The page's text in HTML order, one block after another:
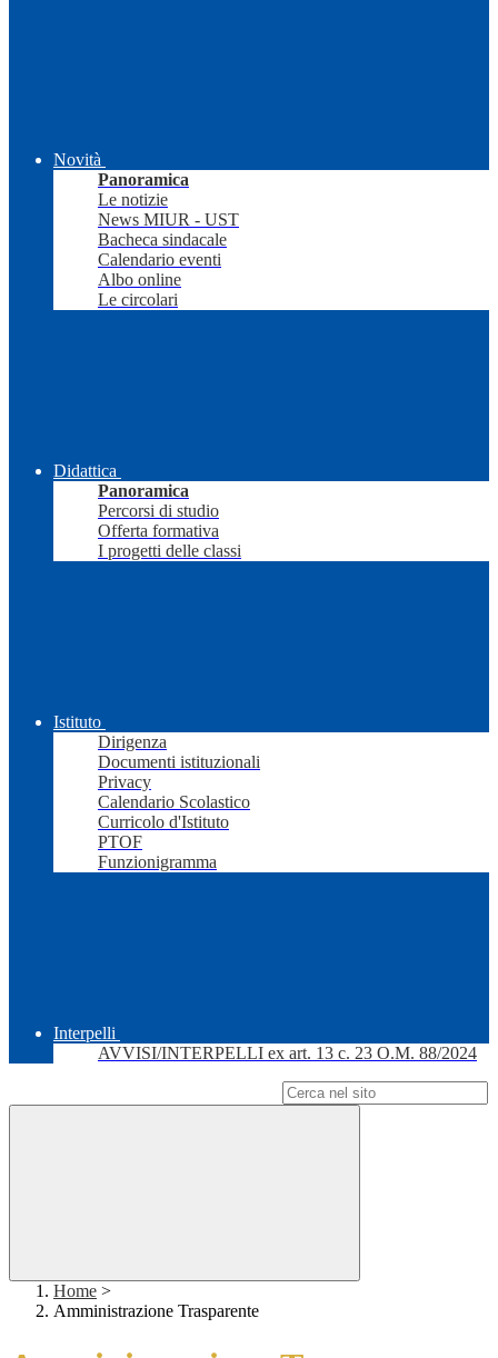
Novità
Panoramica
Le notizie
News MIUR - UST
Bacheca sindacale
Calendario eventi
Albo online
Le circolari
Didattica
Panoramica
Percorsi di studio
Offerta formativa
I progetti delle classi
Istituto
Dirigenza
Documenti istituzionali
Privacy
Calendario Scolastico
Curricolo d'Istituto
PTOF
Funzionigramma
Interpelli
AVVISI/INTERPELLI ex art. 13 c. 23 O.M. 88/2024
Home >
Amministrazione Trasparente